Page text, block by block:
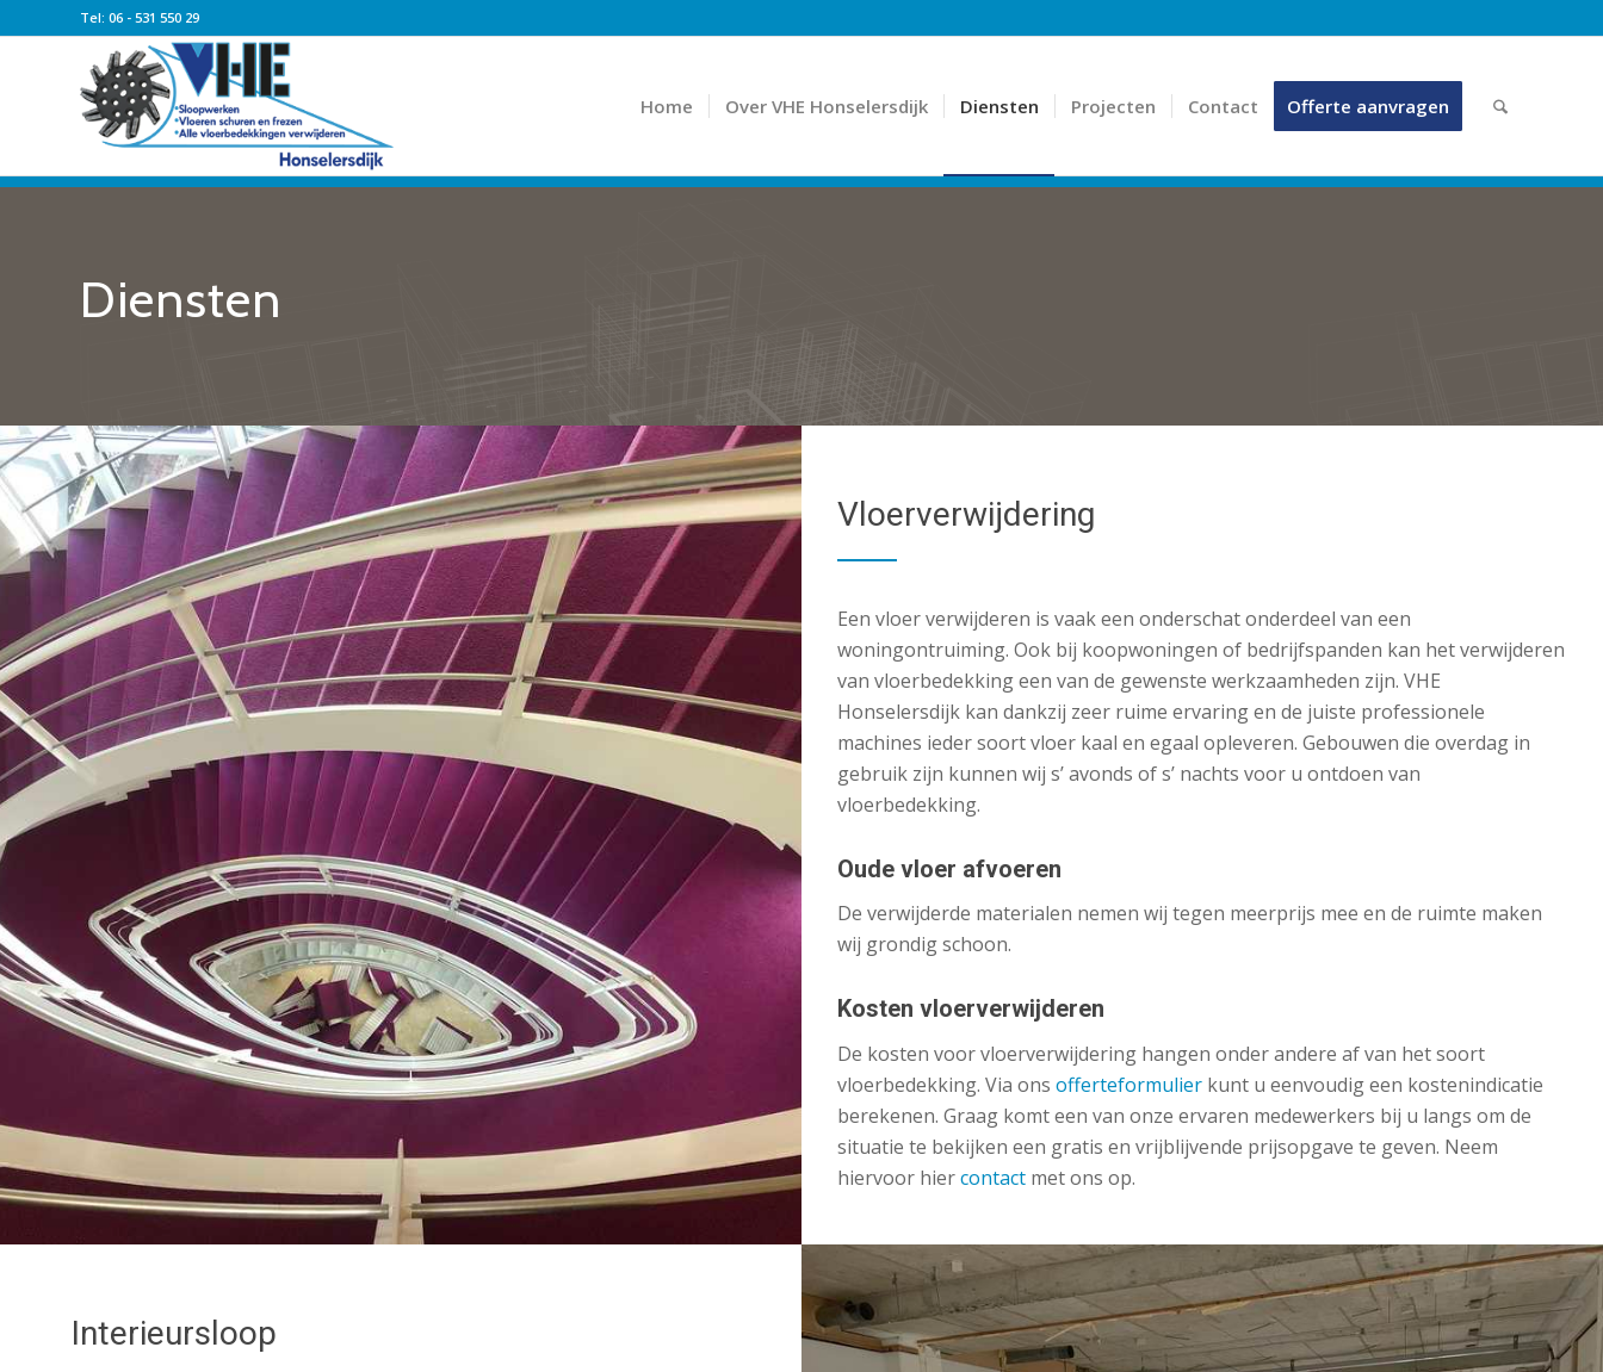
Tel: 06 - 531 550 29
Home Over VHE Honselersdijk Diensten Projecten Contact Offerte aanvragen
Diensten
Vloerverwijdering
Een vloer verwijderen is vaak een onderschat onderdeel van een
woningontruiming. Ook bij koopwoningen of bedrijfspanden kan het verwijderen
van vloerbedekking een van de gewenste werkzaamheden zijn. VHE
Honselersdijk kan dankzij zeer ruime ervaring en de juiste professionele
machines ieder soort vloer kaal en egaal opleveren. Gebouwen die overdag in
gebruik zijn kunnen wij s’ avonds of s’ nachts voor u ontdoen van
vloerbedekking.
Oude vloer afvoeren
De verwijderde materialen nemen wij tegen meerprijs mee en de ruimte maken
wij grondig schoon.
Kosten vloerverwijderen
De kosten voor vloerverwijdering hangen onder andere af van het soort
vloerbedekking. Via ons offerteformulier kunt u eenvoudig een kostenindicatie
berekenen. Graag komt een van onze ervaren medewerkers bij u langs om de
situatie te bekijken een gratis en vrijblijvende prijsopgave te geven. Neem
hiervoor hiercontact met ons op.
Interieursloop